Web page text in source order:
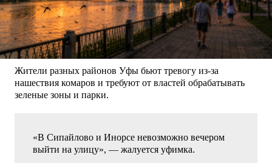
Жители разных районов Уфы бьют тревогу из-за
нашествия комаров и требуют от властей обрабатывать
зеленые зоны и парки.
«В Сипайлово и Инорсе невозможно вечером
выйти на улицу», — жалуется уфимка.